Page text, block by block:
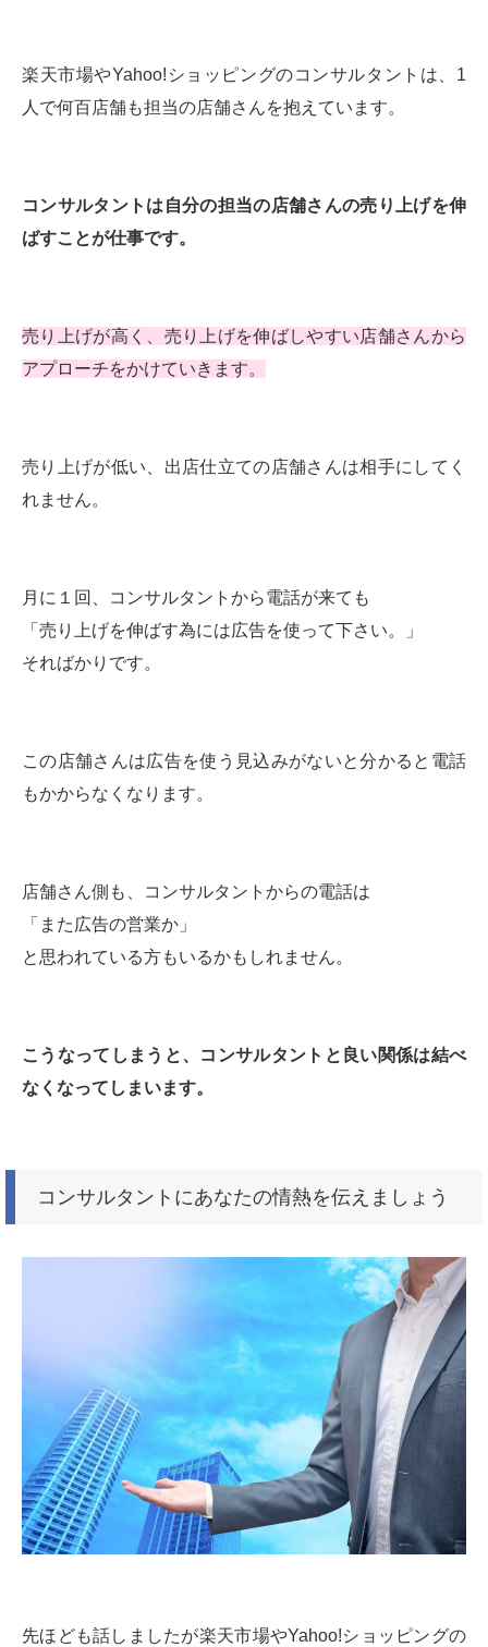
楽天市場やYahoo!ショッピングのコンサルタントは、1
人で何百店舗も担当の店舗さんを抱えています。
コンサルタントは自分の担当の店舗さんの売り上げを伸
ばすことが仕事です。
売り上げが高く、売り上げを伸ばしやすい店舗さんから
アプローチをかけていきます。
売り上げが低い、出店仕立ての店舗さんは相手にしてく
れません。
月に１回、コンサルタントから電話が来ても
「売り上げを伸ばす為には広告を使って下さい。」
そればかりです。
この店舗さんは広告を使う見込みがないと分かると電話
もかからなくなります。
店舗さん側も、コンサルタントからの電話は
「また広告の営業か」
と思われている方もいるかもしれません。
こうなってしまうと、コンサルタントと良い関係は結べ
なくなってしまいます。
コンサルタントにあなたの情熱を伝えましょう
先ほども話しましたが楽天市場やYahoo!ショッピングの